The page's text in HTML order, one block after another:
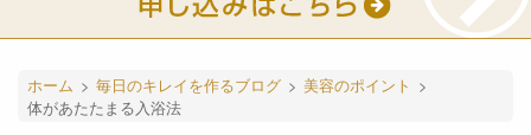
ホーム > 毎日のキレイを作るブログ > 美容のポイント >
体があたたまる入浴法